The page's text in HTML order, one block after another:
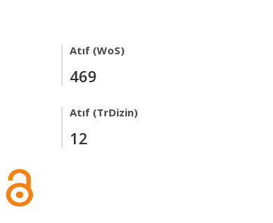
Atıf (WoS)
469
Atıf (TrDizin)
12